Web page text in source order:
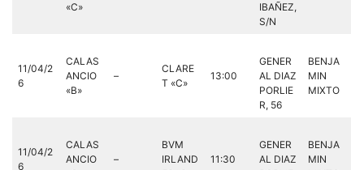
«C»
IBAÑEZ,
S/N
11/04/2
6
CALAS
ANCIO
«B»
–
CLARE
T «C»
13:00
GENER
AL DIAZ
PORLIE
R, 56
BENJA
MIN
MIXTO
11/04/2
6
CALAS
ANCIO
–
BVM
IRLAND
11:30
GENER
AL DIAZ
BENJA
MIN